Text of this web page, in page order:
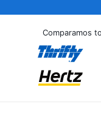
Comparamos